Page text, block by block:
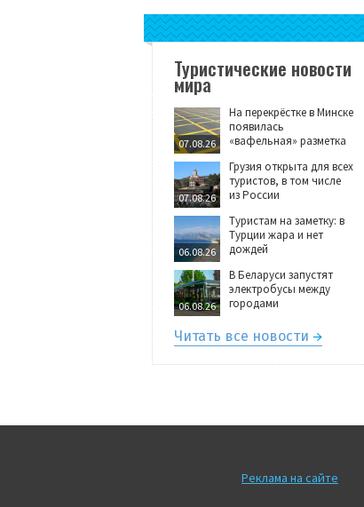
Туристические новости
мира
07.08.26
На перекрёстке в Минске
появилась
«вафельная» разметка
07.08.26
Грузия открыта для всех
туристов, в том числе
из России
06.08.26
Туристам на заметку: в
Турции жара и нет
дождей
06.08.26
В Беларуси запустят
электробусы между
городами
Читать все новости
Реклама на сайте